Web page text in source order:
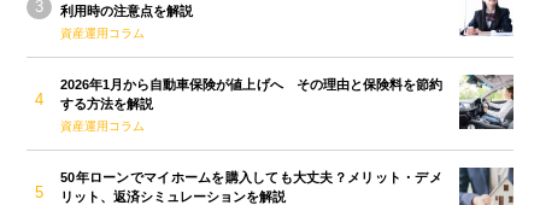
利用時の注意点を解説
資産運用コラム
2026年1月から自動車保険が値上げへ その理由と保険料を節約
する方法を解説
資産運用コラム
50年ローンでマイホームを購入しても大丈夫？メリット・デメ
リット、返済シミュレーションを解説